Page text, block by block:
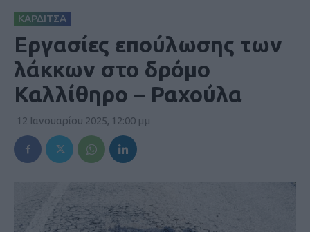
ΚΑΡΔΙΤΣΑ
Εργασίες επούλωσης των
λάκκων στο δρόμο
Καλλίθηρο – Ραχούλα
12 Ιανουαρίου 2025, 12:00 μμ